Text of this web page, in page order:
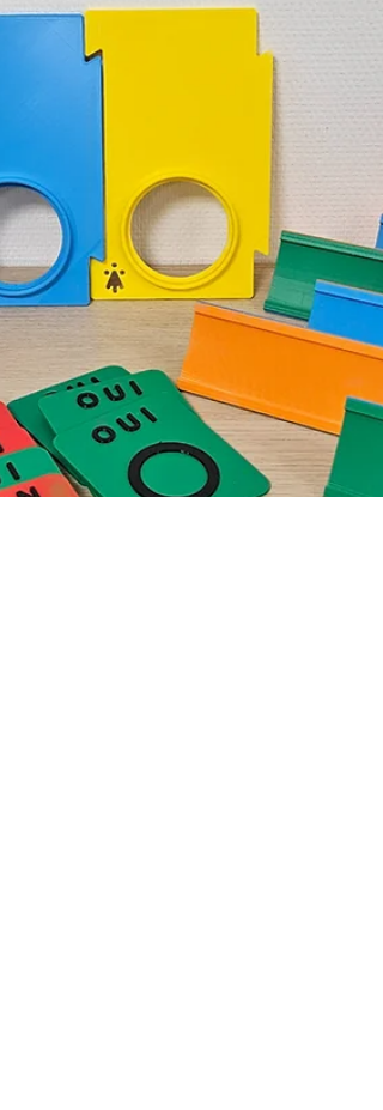
Ouverture de l'agenda de nos stages
"scolarisation et polyhandicap "pour
professionnels et familles d’avril à juin 2026.
Observation des temps éducatifs et motricité,
approche pluridisciplinaire (enseignante
spécialisée, accompagnantes,
, échanges et réflexion collective. Développez
vos compétences, enrichissez vos pratiques
participez à l’inclusion scolaire des enfants
polyhandicapés.